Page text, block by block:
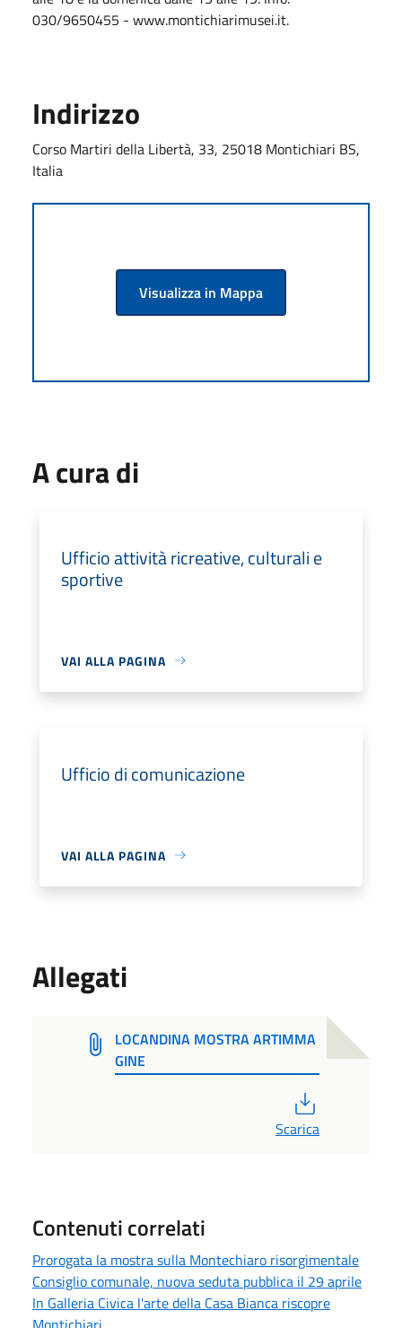
030/9650455 - www.montichiarimusei.it.
Indirizzo
Corso Martiri della Libertà, 33, 25018 Montichiari BS,
Italia
Visualizza in Mappa
A cura di
Ufficio attività ricreative, culturali e
sportive
VAI ALLA PAGINA
Ufficio di comunicazione
VAI ALLA PAGINA
Allegati
LOCANDINA MOSTRA ARTIMMA
GINE
Scarica
Contenuti correlati
Prorogata la mostra sulla Montechiaro risorgimentale
Consiglio comunale, nuova seduta pubblica il 29 aprile
In Galleria Civica l'arte della Casa Bianca riscopre